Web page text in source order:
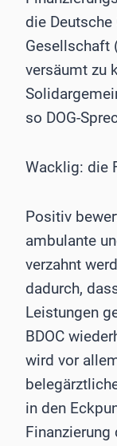
die
Gesellschaft
versäumt zu
so DOG-
Wacklig: die
Positiv
ambulante
verzahnt
dadurch,
Leistungen
BDOC
wird vor
in den
Finanzierung